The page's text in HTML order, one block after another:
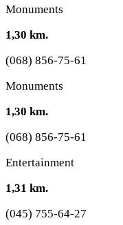
Monuments
1,30 km.
(068) 856-75-61
Monuments
1,30 km.
(068) 856-75-61
Entertainment
1,31 km.
(045) 755-64-27